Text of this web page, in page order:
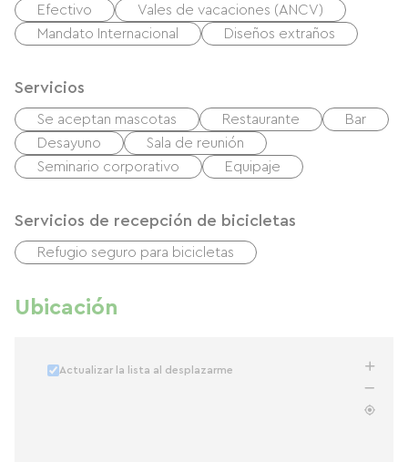
Efectivo
Vales de vacaciones (ANCV)
Mandato Internacional
Diseños extraños
Servicios
Se aceptan mascotas Restaurante
Bar
Desayuno
Sala de reunión
Seminario corporativo
Equipaje
Servicios de recepción de bicicletas
Refugio seguro para bicicletas
Ubicación
Actualizar la lista al desplazarme